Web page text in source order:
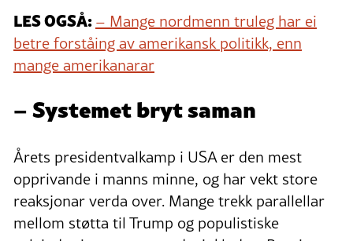
LES OGSÅ:– Mange nordmenn truleg har ei
betre forståing av amerikansk politikk, enn
mange amerikanarar
– Systemet bryt saman
Årets presidentvalkamp i USA er den mest
opprivande i manns minne, og har vekt store
reaksjonar verda over. Mange trekk parallellar
mellom støtta til Trump og populistiske